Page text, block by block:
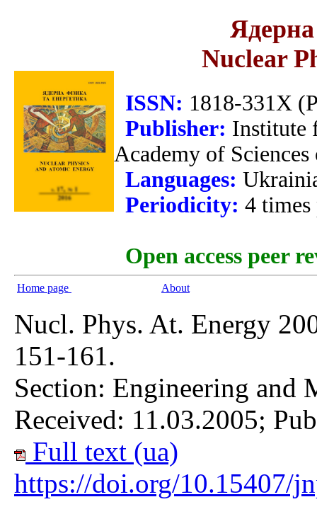
Ядерна
Nuclear
ISSN: 1818-331X
Publisher: Institute
Academy of
Languages:
Periodicity: 4 times
Open access peer
Home page About
Nucl. Phys. At. Energy
151-161.
Section: Engineering and
Received: 11.03.2005;
Full text (ua)
https://doi.org/10.15407/